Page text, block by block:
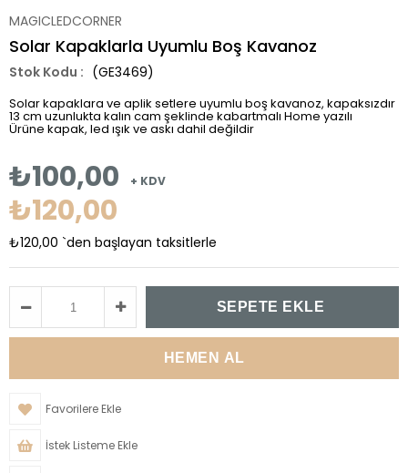
MAGICLEDCORNER
Solar Kapaklarla Uyumlu Boş Kavanoz
(GE3469)
Solar kapaklara ve aplik setlere uyumlu boş kavanoz, kapaksızdır
13 cm uzunlukta kalın cam şeklinde kabartmalı Home yazılı
Ürüne kapak, led ışık ve askı dahil değildir
₺100,00 + KDV
₺120,00
₺120,00 `den başlayan taksitlerle
Favorilere Ekle
İstek Listeme Ekle